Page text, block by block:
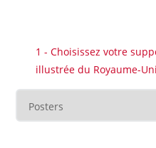
1 - Choisissez votre
illustrée du Royaume-